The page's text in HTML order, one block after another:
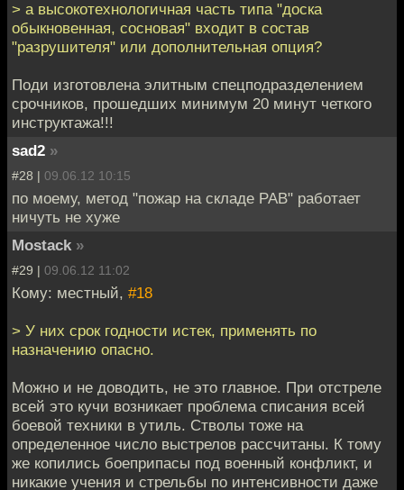
> а высокотехнологичная часть типа "доска
обыкновенная, сосновая" входит в состав
"разрушителя" или дополнительная опция?
Поди изготовлена элитным спецподразделением
срочников, прошедших минимум 20 минут четкого
инструктажа!!!
sad2 »
#28 | 09.06.12 10:15
по моему, метод "пожар на складе РАВ" работает
ничуть не хуже
Mostack »
#29 | 09.06.12 11:02
Кому: местный, #18
> У них срок годности истек, применять по
назначению опасно.
Можно и не доводить, не это главное. При отстреле
всей это кучи возникает проблема списания всей
боевой техники в утиль. Стволы тоже на
определенное число выстрелов рассчитаны. К тому
же копились боеприпасы под военный конфликт, и
никакие учения и стрельбы по интенсивности даже